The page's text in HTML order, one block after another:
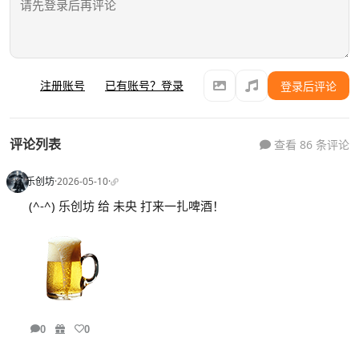
注册账号 已有账号？登录 登录后评论
评论列表 查看 86 条评论
乐创坊·2026-05-10·
(^-^) 乐创坊 给 未央 打来一扎啤酒！
0 0